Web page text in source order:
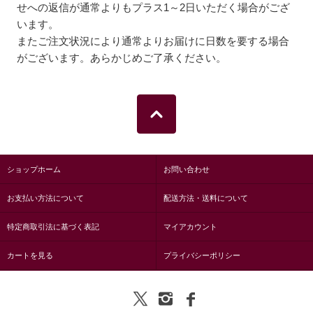
せへの返信が通常よりもプラス1～2日いただく場合がござ
います。
またご注文状況により通常よりお届けに日数を要する場合
がございます。あらかじめご了承ください。
ショップホーム お問い合わせ
お支払い方法について 配送方法・送料について
特定商取引法に基づく表記 マイアカウント
カートを見る プライバシーポリシー